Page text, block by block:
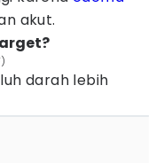
akut.
darah lebih